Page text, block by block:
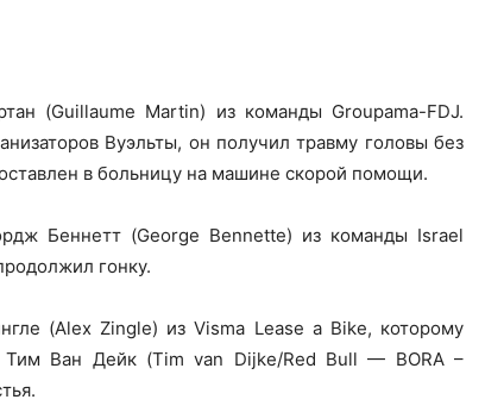
(Guillaume Martin) из команды Groupama-FDJ.
Вуэльты, он получил травму головы без
в больницу на машине скорой помощи.
Беннетт (George Bennette) из команды Israel
гонку.
(Alex Zingle) из Visma Lease a Bike, которому
Тим Ван Дейк (Tim van Dijke/Red Bull — BORA –